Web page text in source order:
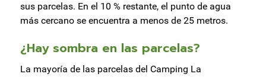
sus parcelas. En el 10 % restante, el punto de agua
más cercano se encuentra a menos de 25 metros.
¿Hay sombra en las parcelas?
La mayoría de las parcelas del Camping La